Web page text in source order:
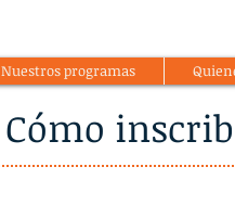
Nuestros programas
Cómo